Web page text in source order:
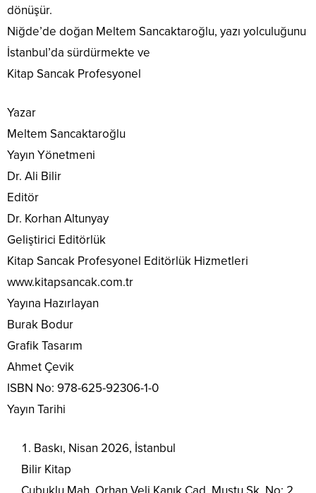
dönüşür.
Niğde’de doğan Meltem Sancaktaroğlu, yazı yolculuğunu
İstanbul’da sürdürmekte ve
Kitap Sancak Profesyonel
Yazar
Meltem Sancaktaroğlu
Yayın Yönetmeni
Dr. Ali Bilir
Editör
Dr. Korhan Altunyay
Geliştirici Editörlük
Kitap Sancak Profesyonel Editörlük Hizmetleri
www.kitapsancak.com.tr
Yayına Hazırlayan
Burak Bodur
Grafik Tasarım
Ahmet Çevik
ISBN No: 978-625-92306-1-0
Yayın Tarihi
Baskı, Nisan 2026, İstanbul
Bilir Kitap